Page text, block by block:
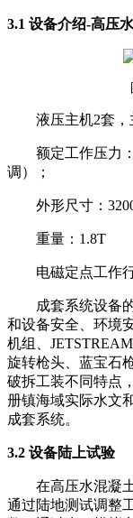
3.1 设备介绍-高压
液压主机2套，
额定工作压力
调）；
外形尺寸：
重量：1.8T
电磁定点工作
成套系统设备
和设备安全、环境
机组、
旋转枪头、蓝宝石
破拆工装不同特点
册镇海域实际水文
成套系统。
3.2 设备陆上试验
在高压水混凝
通过陆地测试调整